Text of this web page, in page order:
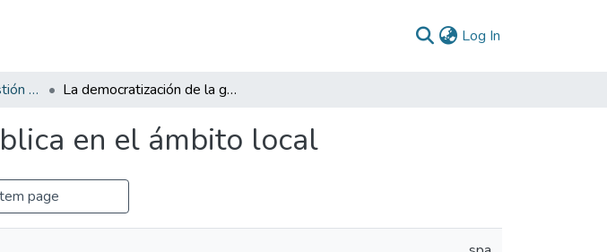
Log In
Especialización en Gestión Pública La democratización de la gestión pública en el ámbito local
en el ámbito local
page